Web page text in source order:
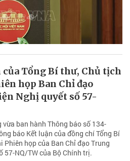
của Tổng Bí thư, Chủ tịch
họp Ban Chỉ đạo
Nghị quyết số 57-
ban hành Thông báo số 134-
báo Kết luận của đồng chí Tổng Bí
Phiên họp của Ban Chỉ đạo Trung
57-NQ/TW của Bộ Chính trị.